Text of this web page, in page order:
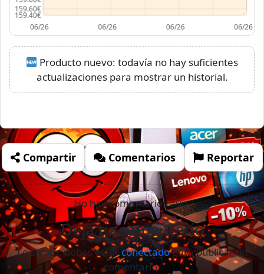
Producto nuevo: todavía no hay suficientes
actualizaciones para mostrar un historial.
Compartir Comentarios Reportar
No hay comentarios aún.
Deja tu comentario
Lo siento, debes estarconectadopara publicar un
comentario.